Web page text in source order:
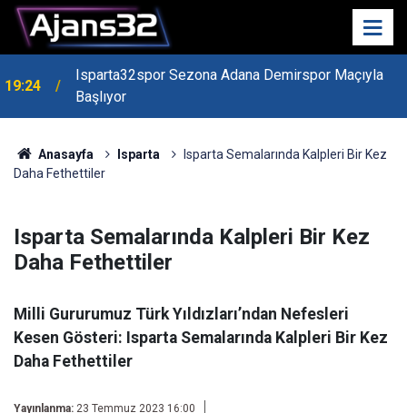
19:24
Isparta32spor Sezona Adana Demirspor Maçıyla
Başlıyor
19:22 Isparta Kredi Batağında
Anasayfa Isparta
Isparta Semalarında Kalpleri Bir Kez
Daha Fethettiler
Isparta Semalarında Kalpleri Bir Kez
Daha Fethettiler
Milli Gururumuz Türk Yıldızları’ndan Nefesleri
Kesen Gösteri: Isparta Semalarında Kalpleri Bir Kez
Daha Fethettiler
Yayınlanma: 23 Temmuz 2023 16:00